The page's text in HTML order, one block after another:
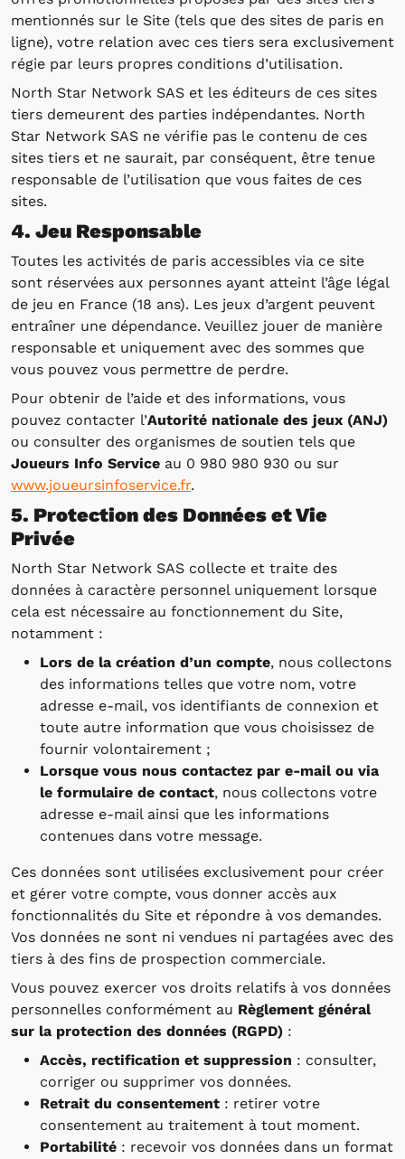
mentionnés sur le Site (tels que des sites de paris en
ligne), votre relation avec ces tiers sera exclusivement
régie par leurs propres conditions d’utilisation.
North Star Network SAS et les éditeurs de ces sites
tiers demeurent des parties indépendantes. North
Star Network SAS ne vérifie pas le contenu de ces
sites tiers et ne saurait, par conséquent, être tenue
responsable de l’utilisation que vous faites de ces
sites.
4. Jeu Responsable
Toutes les activités de paris accessibles via ce site
sont réservées aux personnes ayant atteint l’âge légal
de jeu en France (18 ans). Les jeux d’argent peuvent
entraîner une dépendance. Veuillez jouer de manière
responsable et uniquement avec des sommes que
vous pouvez vous permettre de perdre.
Pour obtenir de l’aide et des informations, vous
pouvez contacter l’Autorité nationale des jeux (ANJ)
ou consulter des organismes de soutien tels que
Joueurs Info Service au 0 980 980 930 ou sur
www.joueursinfoservice.fr.
5. Protection des Données et Vie
Privée
North Star Network SAS collecte et traite des
données à caractère personnel uniquement lorsque
cela est nécessaire au fonctionnement du Site,
notamment :
Lors de la création d’un compte, nous collectons
des informations telles que votre nom, votre
adresse e-mail, vos identifiants de connexion et
toute autre information que vous choisissez de
fournir volontairement ;
Lorsque vous nous contactez par e-mail ou via
le formulaire de contact, nous collectons votre
adresse e-mail ainsi que les informations
contenues dans votre message.
Ces données sont utilisées exclusivement pour créer
et gérer votre compte, vous donner accès aux
fonctionnalités du Site et répondre à vos demandes.
Vos données ne sont ni vendues ni partagées avec des
tiers à des fins de prospection commerciale.
Vous pouvez exercer vos droits relatifs à vos données
personnelles conformément au Règlement général
sur la protection des données (RGPD) :
Accès, rectification et suppression : consulter,
corriger ou supprimer vos données.
Retrait du consentement : retirer votre
consentement au traitement à tout moment.
Portabilité : recevoir vos données dans un format